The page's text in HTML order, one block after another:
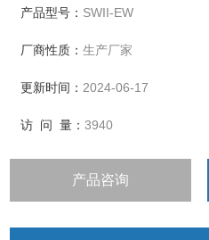
产品型号： SWII-EW
厂商性质：生产厂家
更新时间： 2024-06-17
访 问 量：3940
产品咨询